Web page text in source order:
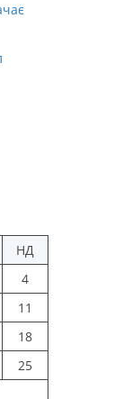
НД
4
11
18
25